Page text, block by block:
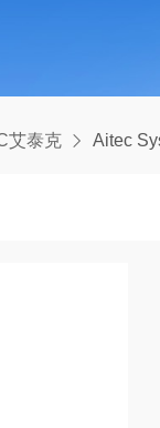
艾泰克 Aitec System固化